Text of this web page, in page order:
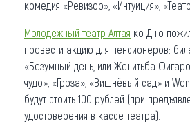
Коллекция впечатлений
Другие рубрики
комедия «Ревизор», «Интуиция»,
Молодежный театр Алтая ко Дню
провести акцию для пенсионеров:
«Безумный день, или Женитьба
чудо», «Гроза», «Вишнёвый сад» и
будут стоить 100 рублей (при
удостоверения в кассе театра).